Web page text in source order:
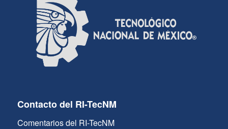
Contacto del RI-TecNM
Comentarios del RI-TecNM